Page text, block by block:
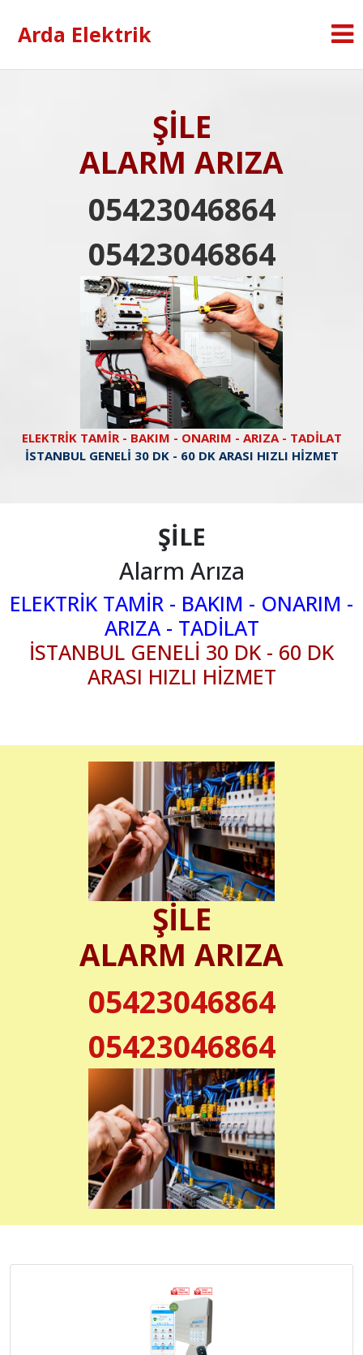
Arda Elektrik
ŞİLE
ALARM ARIZA
05423046864
05423046864
ELEKTRİK TAMİR - BAKIM - ONARIM - ARIZA - TADİLAT
İSTANBUL GENELİ 30 DK - 60 DK ARASI HIZLI HİZMET
ŞİLE
Alarm Arıza
ELEKTRİK TAMİR - BAKIM - ONARIM -
ARIZA - TADİLAT
İSTANBUL GENELİ 30 DK - 60 DK
ARASI HIZLI HİZMET
ŞİLE
ALARM ARIZA
05423046864
05423046864